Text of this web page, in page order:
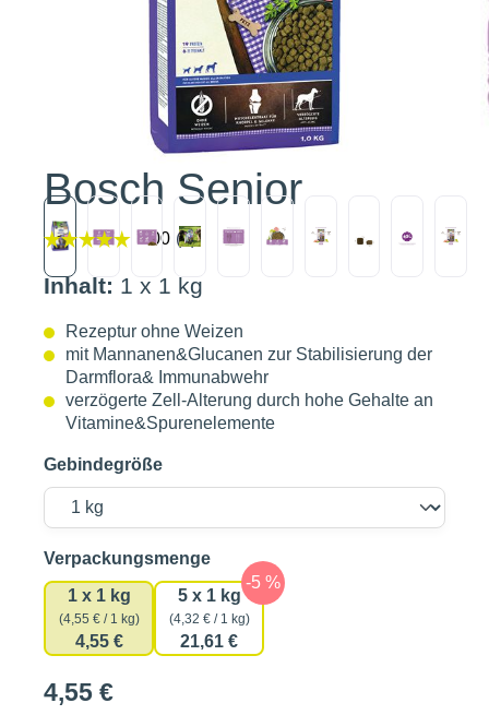
Bosch Senior
Inhalt: 1 x 1 kg
Rezeptur ohne Weizen
mit Mannanen&Glucanen zur Stabilisierung der
Darmflora& Immunabwehr
verzögerte Zell-Alterung durch hohe Gehalte an
Vitamine&Spurenelemente
Gebindegröße
Verpackungsmengeauswählen
1 x 1 kg
(4,55 € / 1 kg)
4,55 €
5 x 1 kg
(4,32 € / 1 kg)
21,61 €
4,55 €